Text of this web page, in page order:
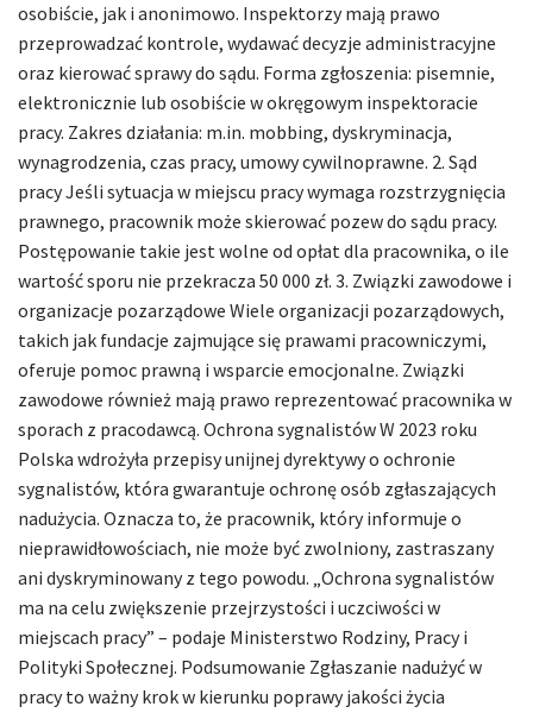
osobiście, jak i anonimowo. Inspektorzy mają prawo
przeprowadzać kontrole, wydawać decyzje administracyjne
oraz kierować sprawy do sądu. Forma zgłoszenia: pisemnie,
elektronicznie lub osobiście w okręgowym inspektoracie
pracy. Zakres działania: m.in. mobbing, dyskryminacja,
wynagrodzenia, czas pracy, umowy cywilnoprawne. 2. Sąd
pracy Jeśli sytuacja w miejscu pracy wymaga rozstrzygnięcia
prawnego, pracownik może skierować pozew do sądu pracy.
Postępowanie takie jest wolne od opłat dla pracownika, o ile
wartość sporu nie przekracza 50 000 zł. 3. Związki zawodowe i
organizacje pozarządowe Wiele organizacji pozarządowych,
takich jak fundacje zajmujące się prawami pracowniczymi,
oferuje pomoc prawną i wsparcie emocjonalne. Związki
zawodowe również mają prawo reprezentować pracownika w
sporach z pracodawcą. Ochrona sygnalistów W 2023 roku
Polska wdrożyła przepisy unijnej dyrektywy o ochronie
sygnalistów, która gwarantuje ochronę osób zgłaszających
nadużycia. Oznacza to, że pracownik, który informuje o
nieprawidłowościach, nie może być zwolniony, zastraszany
ani dyskryminowany z tego powodu. „Ochrona sygnalistów
ma na celu zwiększenie przejrzystości i uczciwości w
miejscach pracy” – podaje Ministerstwo Rodziny, Pracy i
Polityki Społecznej. Podsumowanie Zgłaszanie nadużyć w
pracy to ważny krok w kierunku poprawy jakości życia